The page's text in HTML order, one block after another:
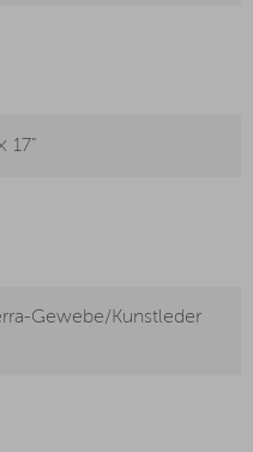
17"
Gewebe/Kunstleder